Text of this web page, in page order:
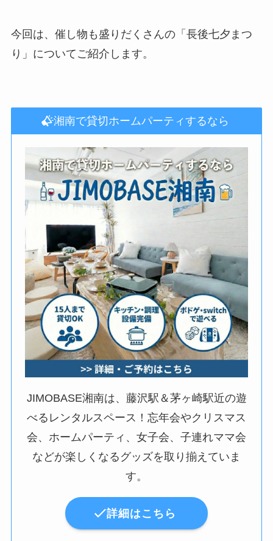
今回は、催し物も盛りだくさんの「長後七夕まつ
り」についてご紹介します。
湘南で貸切ホームパーティするなら
JIMOBASE湘南は、藤沢駅＆茅ヶ崎駅近の遊
べるレンタルスペース！忘年会やクリスマス
会、ホームパーティ、女子会、子連れママ会
などが楽しくなるグッズを取り揃えていま
す。
詳細はこちら